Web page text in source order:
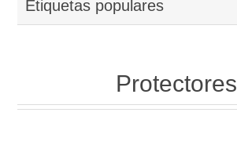
Etiquetas populares
Protectores